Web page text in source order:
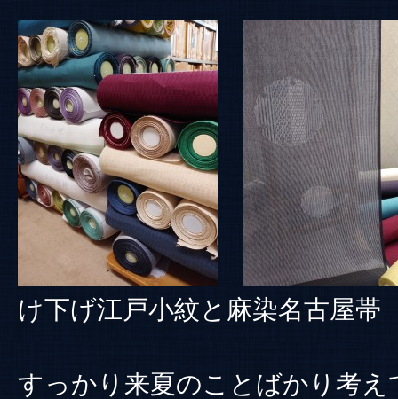
け下げ江戸小紋と麻染名古屋帯
すっかり来夏のことばかり考え